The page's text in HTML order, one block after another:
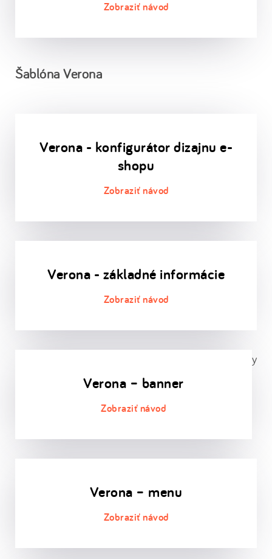
Šablóna Verona
Verona - konfigurátor dizajnu e-
shopu
Verona - základné informácie
Verona – banner
y
Verona – menu